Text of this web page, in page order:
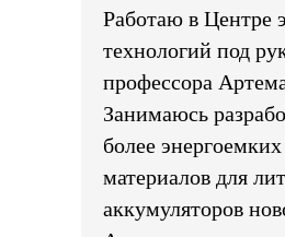
Работаю в Центре
технологий под
профессора
Занимаюсь
более
материалов для
аккумуляторов